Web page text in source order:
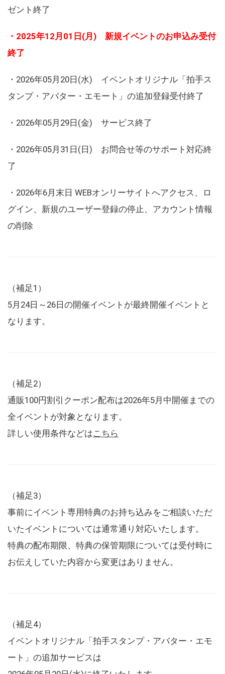
ゼント終了
・2025年12月01日(月) 新規イベントのお申込み受付
終了
・2026年05月20日(水) イベントオリジナル「拍手ス
タンプ・アバター・エモート」の追加登録受付終了
・2026年05月29日(金) サービス終了
・2026年05月31日(日) お問合せ等のサポート対応終
了
・2026年6月末日 WEBオンリーサイトへアクセス、ロ
グイン、新規のユーザー登録の停止、アカウント情報
の削除
（補足1）
5月24日～26日の開催イベントが最終開催イベントと
なります。
（補足2）
通販100円割引クーポン配布は2026年5月中開催までの
全イベントが対象となります。
詳しい使用条件などはこちら
（補足3）
事前にイベント専用特典のお持ち込みをご相談いただ
いたイベントについては通常通り対応いたします。
特典の配布期限、特典の保管期限については受付時に
お伝えしていた内容から変更はありません。
（補足4）
イベントオリジナル「拍手スタンプ・アバター・エモ
ート」の追加サービスは